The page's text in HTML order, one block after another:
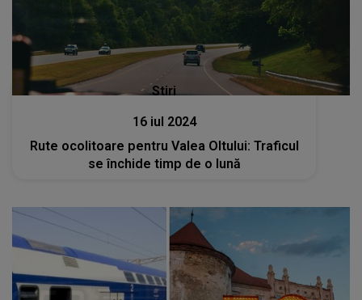
Stiri
16 iul 2024
Rute ocolitoare pentru Valea Oltului: Traficul
se închide timp de o lună